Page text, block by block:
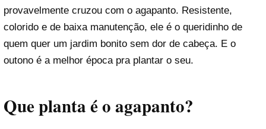
provavelmente cruzou com o agapanto. Resistente,
colorido e de baixa manutenção, ele é o queridinho de
quem quer um jardim bonito sem dor de cabeça. E o
outono é a melhor época pra plantar o seu.
Que planta é o agapanto?